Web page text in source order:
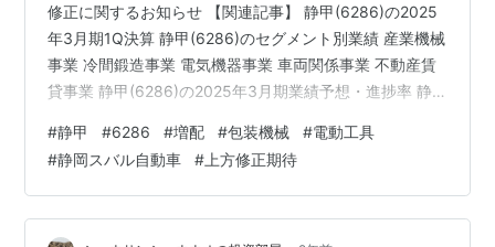
修正に関するお知らせ 【関連記事】 静甲(6286)の2025
年3月期1Q決算 静甲(6286)のセグメント別業績 産業機械
事業 冷間鍛造事業 電気機器事業 車両関係事業 不動産賃
貸事業 静甲(6286)の2025年3月期業績予想・進捗率 静
います。 shousanshouuoは、 中小型バリュー株偏重長期
投資スタンスの兼業投資家です。 今回は 「静甲(6286)
中間配当の増配を決定!! 【中間配当 8⇒10円、年間合計
16⇒18円へ増配に】」 についての記事です。…
#静甲 #6286 #増配 #包装機械 #電動工具
#静岡スバル自動車 # 上方修正期待